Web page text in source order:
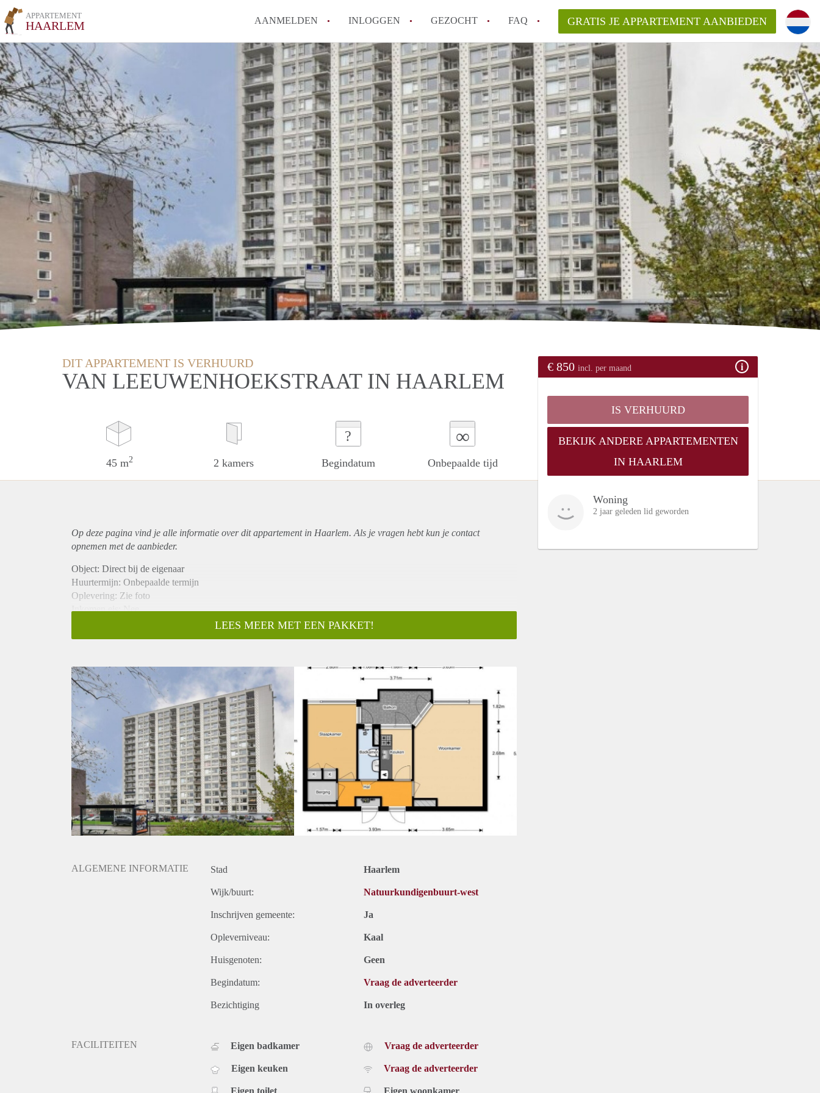
APPARTEMENT
HAARLEM AANMELDEN INLOGGEN GEZOCHT FAQ
How to translate AppartementHaarlem!
Wat is AppartementHaarlem?
Hoeveel kost het om te reageren op een Appartement in Haarlem?
Wat is de privacyverklaring van AppartementHaarlem?
Berekent AppartementHaarlem
makelaarsvergoeding/bemiddelingsvergoeding?
Alle veelgestelde vragen
GRATIS JE APPARTEMENT AANBIEDEN
DIT APPARTEMENT IS VERHUURD
VAN LEEUWENHOEKSTRAAT IN HAARLEM
45 m2 2 kamers
?
Begindatum
∞
Onbepaalde tijd
€ 850 incl. per maand
IS VERHUURD
BEKIJK ANDERE APPARTEMENTEN
IN HAARLEM
Woning
2 jaar geleden lid geworden
Op deze pagina vind je alle informatie over ditappartementin Haarlem. Als je vragen hebt kun je contact
opnemen met de aanbieder.
Object: Direct bij de eigenaar
Huurtermijn: Onbepaalde termijn
Oplevering: Zie foto
Inkomen eis: Nee
Borg: 1 Maand
Huisdieren toegestaan: Afhankelijk van de Eigenaar
Huurtoeslag grens: Ja
Geschikt voor studenten: Afhankelijk van de Eigenaar
LEES MEER MET EEN PAKKET!
ALGEMENE INFORMATIE Stad Haarlem
Wijk/buurt: Natuurkundigenbuurt-west
Inschrijven gemeente: Ja
Opleverniveau: Kaal
Huisgenoten: Geen
Begindatum: Vraag de adverteerder
Bezichtiging In overleg
FACILITEITEN Eigen badkamer
Eigen keuken
Vraag de adverteerder
Vraag de adverteerder